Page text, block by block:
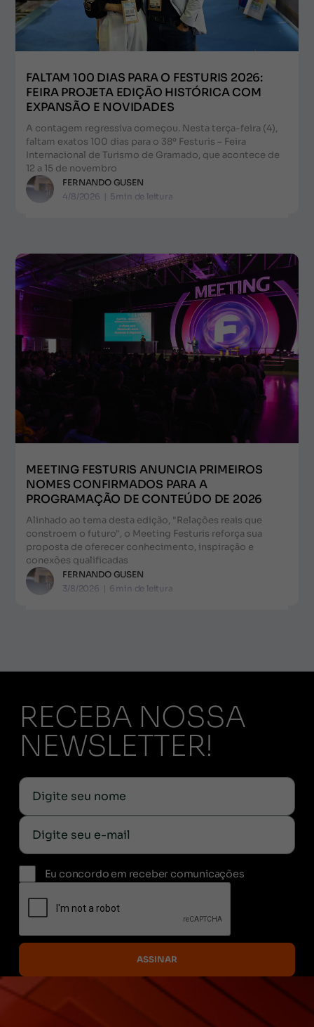
FALTAM 100 DIAS PARA O FESTURIS 2026:
FEIRA PROJETA EDIÇÃO HISTÓRICA COM
EXPANSÃO E NOVIDADES
A contagem regressiva começou. Nesta terça-feira (4),
faltam exatos 100 dias para o 38º Festuris – Feira
Internacional de Turismo de Gramado, que acontece de
12 a 15 de novembro
FERNANDO GUSEN
4/8/2026 | 5min de leitura
MEETING FESTURIS ANUNCIA PRIMEIROS
NOMES CONFIRMADOS PARA A
PROGRAMAÇÃO DE CONTEÚDO DE 2026
Alinhado ao tema desta edição, "Relações reais que
constroem o futuro", o Meeting Festuris reforça sua
proposta de oferecer conhecimento, inspiração e
conexões qualificadas
FERNANDO GUSEN
3/8/2026 | 6 min de leitura
RECEBA NOSSA
NEWSLETTER!
Eu concordo em receber comunicações